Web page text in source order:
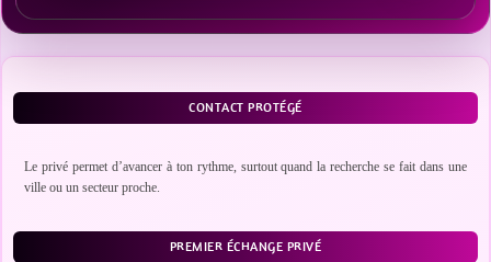
CONTACT PROTÉGÉ
Le privé permet d’avancer à ton rythme, surtout quand la recherche se fait dans une
ville ou un secteur proche.
PREMIER ÉCHANGE PRIVÉ